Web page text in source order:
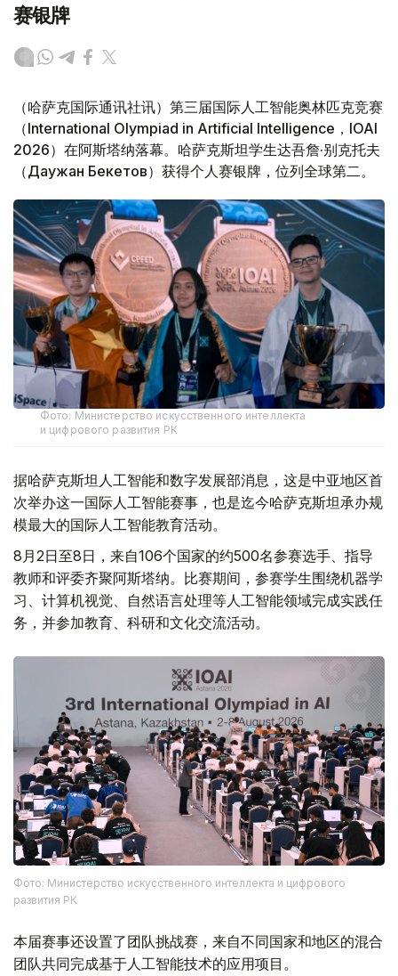
赛银牌
（哈萨克国际通讯社讯）第三届国际人工智能奥林匹克竞赛
（International Olympiad in Artificial Intelligence，IOAI
2026）在阿斯塔纳落幕。哈萨克斯坦学生达吾詹·别克托夫
（Даужан Бекетов）获得个人赛银牌，位列全球第二。
Фото: Министерство искусственного интеллекта
и цифрового развития РК
据哈萨克斯坦人工智能和数字发展部消息，这是中亚地区首
次举办这一国际人工智能赛事，也是迄今哈萨克斯坦承办规
模最大的国际人工智能教育活动。
8月2日至8日，来自106个国家的约500名参赛选手、指导
教师和评委齐聚阿斯塔纳。比赛期间，参赛学生围绕机器学
习、计算机视觉、自然语言处理等人工智能领域完成实践任
务，并参加教育、科研和文化交流活动。
Фото: Министерство искусственного интеллекта и цифрового
развития РК
本届赛事还设置了团队挑战赛，来自不同国家和地区的混合
团队共同完成基于人工智能技术的应用项目。